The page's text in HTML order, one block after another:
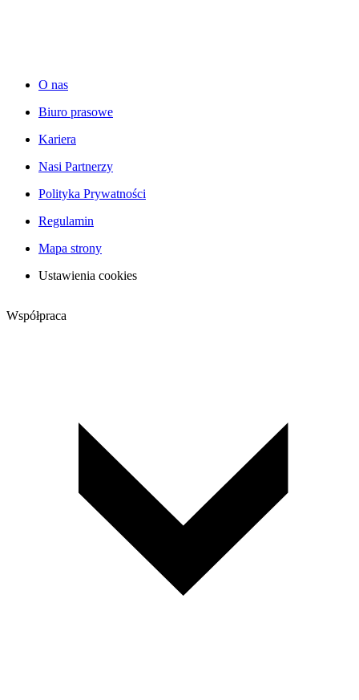
O nas
Biuro prasowe
Kariera
Nasi Partnerzy
Polityka Prywatności
Regulamin
Mapa strony
Ustawienia cookies
Współpraca